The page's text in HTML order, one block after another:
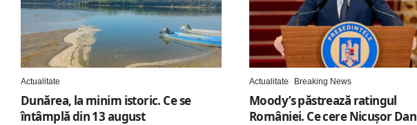
Actualitate
Dunărea, la minim istoric. Ce se
întâmplă din 13 august
Actualitate Breaking News
Moody’s păstrează ratingul
României. Ce cere Nicușor Dan